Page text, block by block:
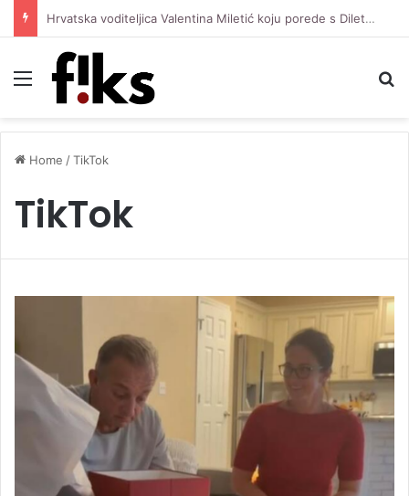
Hrvatska voditeljica Valentina Miletić koju porede s Dilettom Leotom oduševila pozirajući u bikiniju
Menu
Home /TikTok
TikTok